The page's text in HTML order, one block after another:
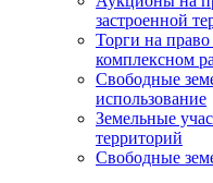
застроенной
Торги на
комплексном
Свободные
использование
Земельные
территорий
Свободные